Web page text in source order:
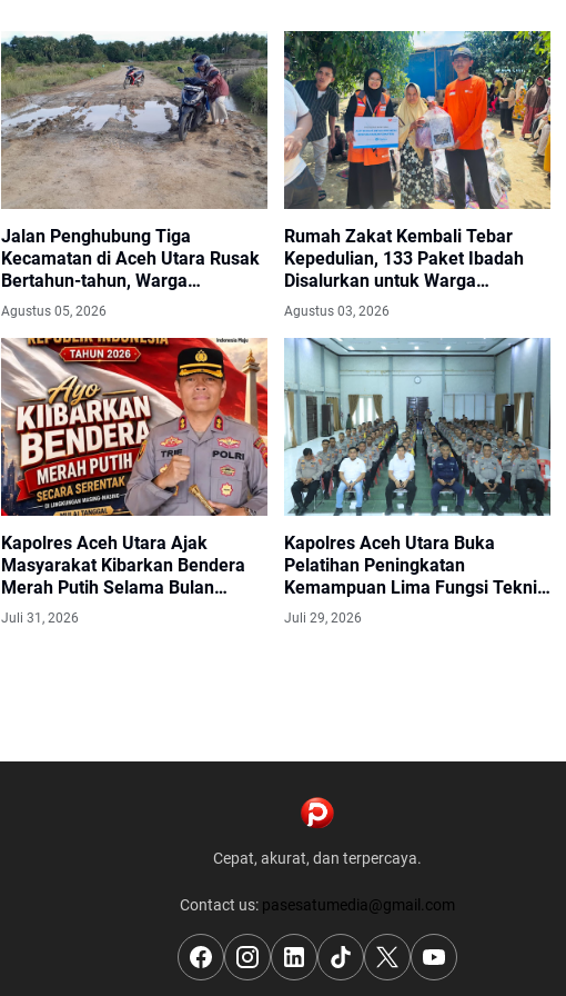
Jalan Penghubung Tiga
Kecamatan di Aceh Utara Rusak
Bertahun-tahun, Warga
Harapkan Perbaikan Segera
Agustus 05, 2026
Rumah Zakat Kembali Tebar
Kepedulian, 133 Paket Ibadah
Disalurkan untuk Warga
Terdampak Banjir
Agustus 03, 2026
Kapolres Aceh Utara Ajak
Masyarakat Kibarkan Bendera
Merah Putih Selama Bulan
Agustus
Juli 31, 2026
Kapolres Aceh Utara Buka
Pelatihan Peningkatan
Kemampuan Lima Fungsi Teknis
Kepolisian
Juli 29, 2026
Cepat, akurat, dan terpercaya.
Contact us: pasesatumedia@gmail.com